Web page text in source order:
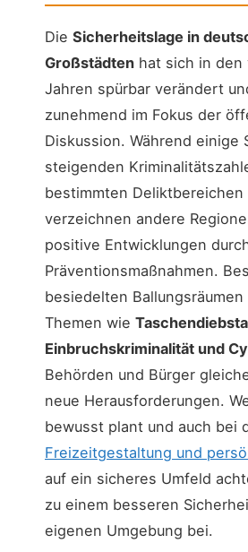
Die Sicherheitslage in
Großstädten hat sich in den
Jahren spürbar verändert
zunehmend im Fokus der
Diskussion. Während einige
steigenden
bestimmten Deliktbereichen
verzeichnen andere
positive Entwicklungen
Präventionsmaßnahmen.
besiedelten
Themen wie
Einbruchskriminalität und
Behörden und Bürger
neue Herausforderungen.
bewusst plant und auch bei
Freizeitgestaltung und
auf ein sicheres Umfeld
zu einem besseren
eigenen Umgebung bei.